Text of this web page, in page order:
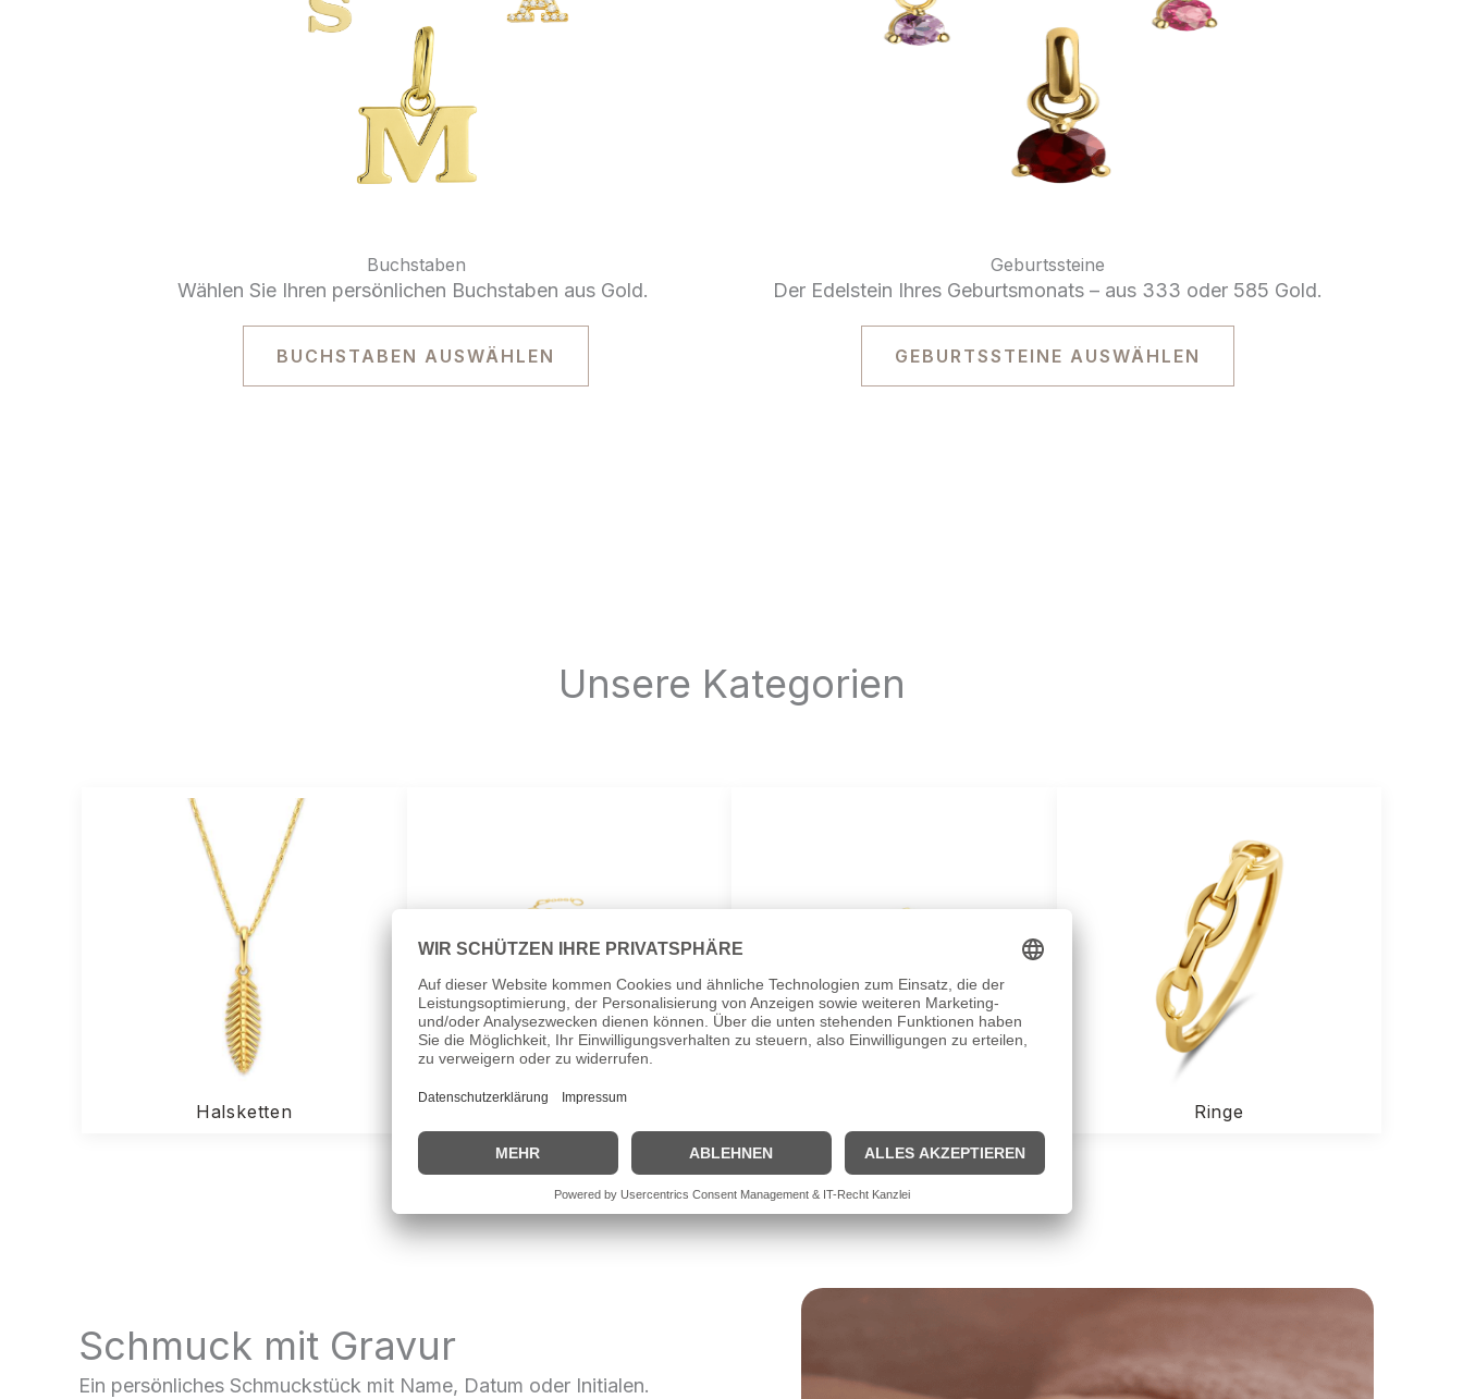
Buchstaben
Wählen Sie Ihren persönlichen Buchstaben aus Gold.
BUCHSTABEN AUSWÄHLEN
Geburtssteine
Der Edelstein Ihres Geburtsmonats – aus 333 oder 585 Gold.
GEBURTSSTEINE AUSWÄHLEN
Unsere Kategorien
Halsketten Ringe
Schmuck mit Gravur
Ein persönliches Schmuckstück mit Name, Datum oder Initialen.